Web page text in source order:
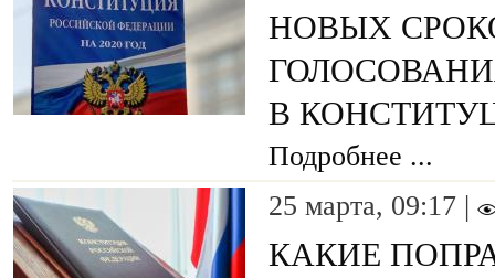
НОВЫХ
В
Подробнее ...
25 марта, 09:17 |
КАКИЕ